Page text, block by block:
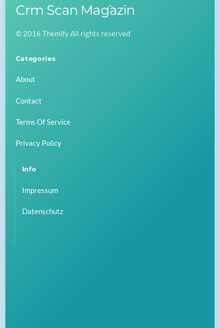
Back
Top
Crm Scan Magazin
© 2016 Themify All rights reserved
Categories
About
Contact
Terms Of Service
Privacy Policy
Info
Impressum
Datenschutz